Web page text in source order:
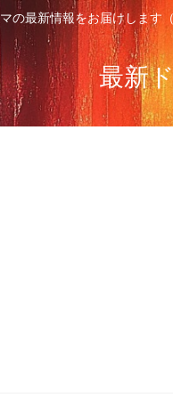
の最新情報をお届けします
最新